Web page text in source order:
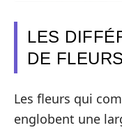
LES
DE
Les fleurs qui
englobent une